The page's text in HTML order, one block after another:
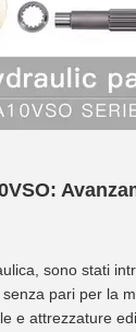
sono stati
pari per la
e attrezzature